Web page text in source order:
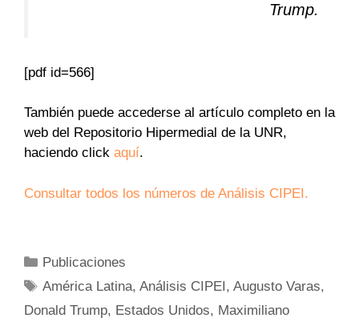
Trump.
[pdf id=566]
También puede accederse al artículo completo en la
web del Repositorio Hipermedial de la UNR,
haciendo click aquí.
Consultar todos los números de Análisis CIPEI.
Categorías
Publicaciones
Etiquetas
América Latina,Análisis CIPEI,Augusto Varas,
Donald Trump, Estados Unidos, Maximiliano